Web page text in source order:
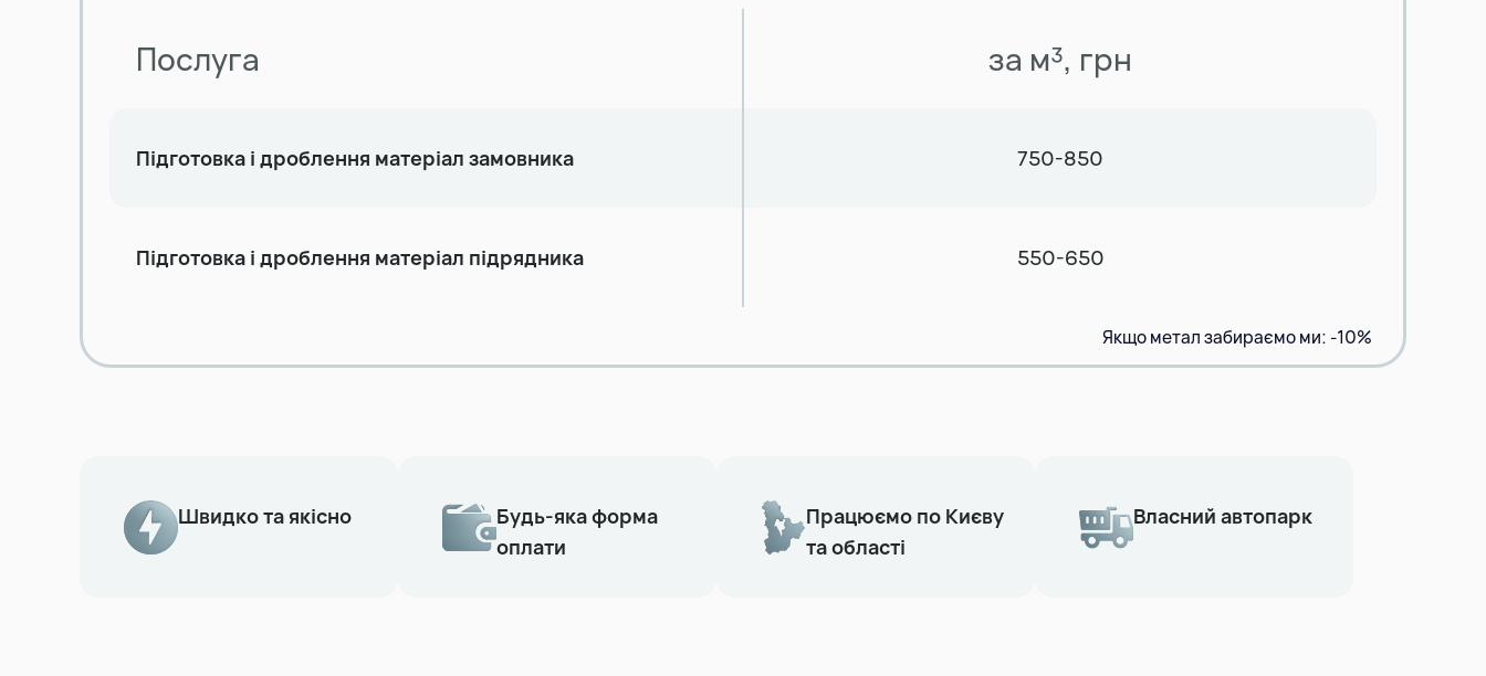
Послуга за м³, грн
Підготовка і дроблення матеріал замовника 750-850
Підготовка і дроблення матеріал підрядника 550-650
Якщо метал забираємо ми: -10%
Швидко та якісно
Будь-яка форма
оплати
Працюємо по Києву
та області
Власний автопарк